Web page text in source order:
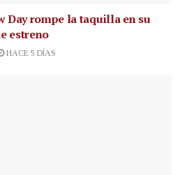
Day rompe la taquilla en su
estreno
HACE 5 DÍAS